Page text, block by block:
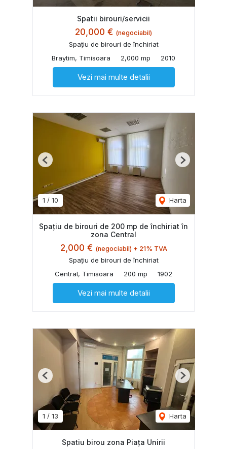
Spatii birouri/servicii
20,000 € (negociabil)
Spațiu de birouri de închiriat
Braytim, Timisoara
2,000 mp 2010
Vezi mai multe detalii
1 / 10 Harta
Previous Next
Spațiu de birouri de 200 mp de închiriat în
zona Central
2,000 € (negociabil) + 21% TVA
Spațiu de birouri de închiriat
Central, Timisoara
200 mp 1902
Vezi mai multe detalii
1 / 13 Harta
Previous Next
Spatiu birou zona Piața Unirii